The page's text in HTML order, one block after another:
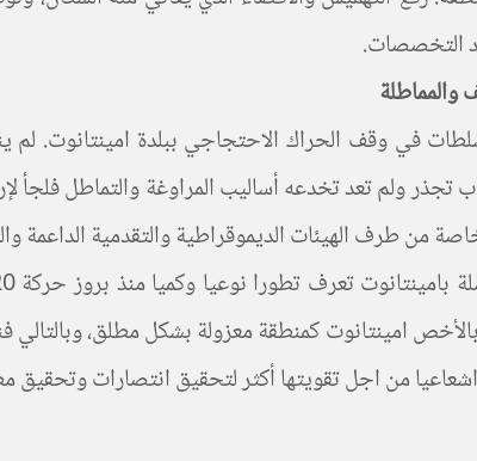
التخصصات.
والمماطلة
تنجح السلطات في وقف الحراك الاحتجاجي ببلدة
تجذر ولم تعد تخدعه أساليب المراوغة والتماطل فلجأ
من طرف الهيئات الديموقراطية والتقدمية الداعمة
امينتانوت كمنطقة معزولة بشكل مطلق، وبالتالي
من اجل تقويتها أكثر لتحقيق انتصارات وتحقيق